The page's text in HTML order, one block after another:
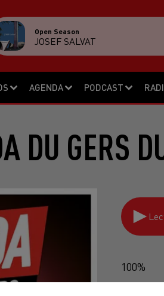
AGENDA PODCAST
Open Season
JOSEF SALVAT
DU GERS
100%